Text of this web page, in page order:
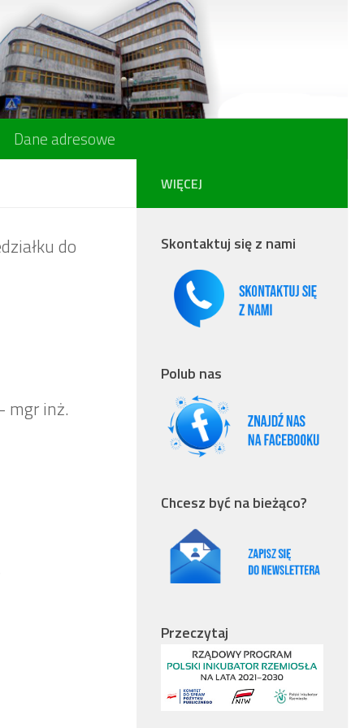
Dane adresowe
do
mgr inż.
WIĘCEJ
Skontaktuj się z nami
Polub nas
Chcesz być na bieżąco?
Przeczytaj